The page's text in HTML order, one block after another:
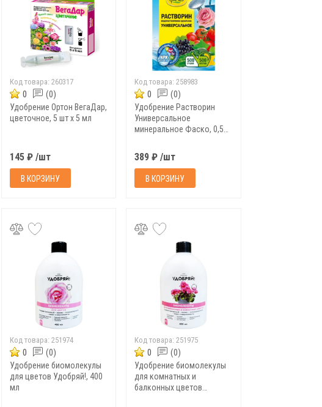
Код товара: 260317
0 (0)
Удобрение Ортон ВегаДар,
цветочное, 5 шт х 5 мл
145 ₽ /шт
В КОРЗИНУ
Код товара:258983
0 (0)
Удобрение Растворин
Универсальное
минеральное Фаско, 0,5
389 ₽ /шт
В КОРЗИНУ
Код товара: 251974
0 (0)
Удобрение биомолекулы
для цветов Удобряй!, 400
мл
Код товара:251975
0 (0)
Удобрение биомолекулы
для комнатных и
балконных цветов